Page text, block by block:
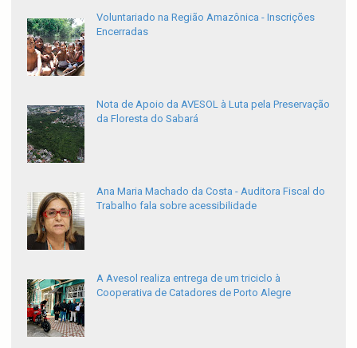
Voluntariado na Região Amazônica - Inscrições
Encerradas
Nota de Apoio da AVESOL à Luta pela Preservação
da Floresta do Sabará
Ana Maria Machado da Costa - Auditora Fiscal do
Trabalho fala sobre acessibilidade
A Avesol realiza entrega de um triciclo à
Cooperativa de Catadores de Porto Alegre